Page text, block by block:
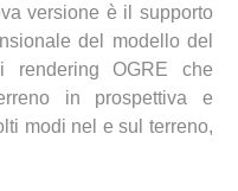
versione è il supporto
del modello del
rendering OGRE che
in prospettiva e
modi nel e sul terreno,